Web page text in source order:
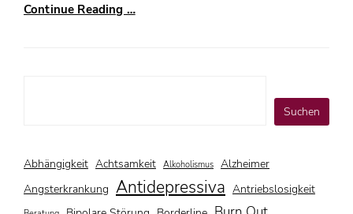
Continue Reading …
Suchen
Abhängigkeit Achtsamkeit Alkoholismus Alzheimer
Angsterkrankung Antidepressiva Antriebslosigkeit